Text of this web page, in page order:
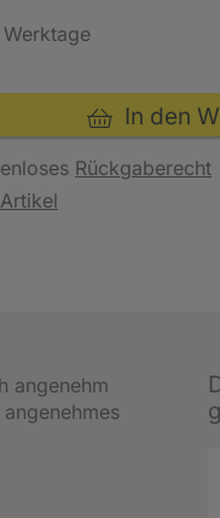
In den
Rückgaberecht
angenehm